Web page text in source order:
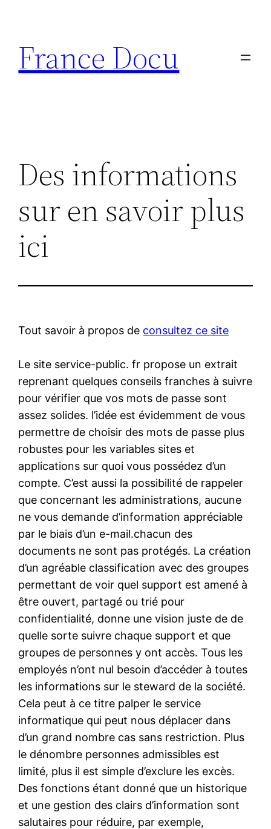
contenu
France Docu
Des informations
sur en savoir plus
ici
Tout savoir à propos de consultez ce site
Le site service-public. fr propose un extrait
reprenant quelques conseils franches à suivre
pour vérifier que vos mots de passe sont
assez solides. l’idée est évidemment de vous
permettre de choisir des mots de passe plus
robustes pour les variables sites et
applications sur quoi vous possédez d’un
compte. C’est aussi la possibilité de rappeler
que concernant les administrations, aucune
ne vous demande d’information appréciable
par le biais d’un e-mail.chacun des
documents ne sont pas protégés. La création
d’un agréable classification avec des groupes
permettant de voir quel support est amené à
être ouvert, partagé ou trié pour
confidentialité, donne une vision juste de de
quelle sorte suivre chaque support et que
groupes de personnes y ont accès. Tous les
employés n’ont nul besoin d’accéder à toutes
les informations sur le steward de la société.
Cela peut à ce titre palper le service
informatique qui peut nous déplacer dans
d’un grand nombre cas sans restriction. Plus
le dénombre personnes admissibles est
limité, plus il est simple d’exclure les excès.
Des fonctions étant donné que un historique
et une gestion des clairs d’information sont
salutaires pour réduire, par exemple,